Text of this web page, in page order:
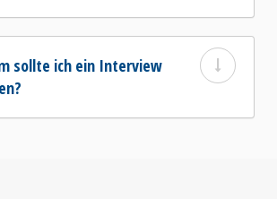
sollte ich ein Interview